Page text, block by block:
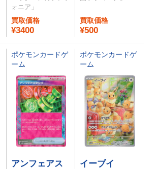
ォニア」
買取価格
¥3400
買取価格
¥500
ポケモンカードゲ
ーム
アンフェアス
ポケモンカードゲ
ーム
イーブイ